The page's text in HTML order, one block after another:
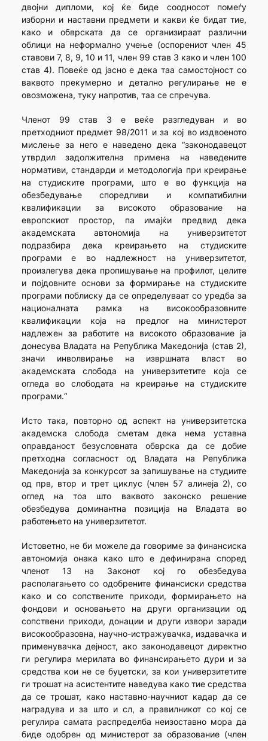
двојни дипломи, кој ќе биде соодносот помеѓу
изборни и наставни предмети и какви ќе бидат тие,
како и обврската да се организираат различни
облици на неформално учење (оспорениот член 45
ставови 7, 8, 9, 10 и 11, член 99 став 3 како и член 100
став 4). Повеќе од јасно е дека таа самостојност со
ваквото прекумерно и детално регулирање не е
овозможена, туку напротив, таа се спречува.
Членот 99 став 3 е веќе разгледуван и во
претходниот предмет 98/2011 и за кој во издвоеното
мислење за него е наведено дека “законодавецот
утврдил задолжителна примена на наведените
нормативи, стандарди и методологија при креирање
на студиските програми, што е во функција на
обезбедување споредливи и компатибилни
квалификации за високото образование на
европскиот простор, па имајќи предвид дека
академската автономија на универзитетот
подразбира дека креирањето на студиските
програми е во надлежност на универзитетот,
произлегува дека пропишување на профилот, целите
и појдовните основи за формирање на студиските
програми поблиску да се определуваат со уредба за
националната рамка на високообразовните
квалификации која на предлог на министерот
надлежен за работите на високото образование ја
донесува Владата на Република Македонија (став 2),
значи инволвирање на извршната власт во
академската слобода на универзитетите која се
огледа во слободата на креирање на студиските
програми.“
Исто така, повторно од аспект на универзитетска
академска слобода сметам дека нема уставна
оправданост безусловната обврска да се добие
претходна согласност од Владата на Република
Македонија за конкурсот за запишување на студиите
од прв, втор и трет циклус (член 57 алинеја 2), со
оглед на тоа што ваквото законско решение
обезбедува доминантна позиција на Владата во
работењето на универзитетот.
Истоветно, не би можеле да говориме за финансиска
автономија онака како што е дефинирана според
членот 13 на Законот кој го обезбедува
располагањето со одобрените финансиски средства
како и со сопствените приходи, формирањето на
фондови и основањето на други организации од
сопствени приходи, донации и други извори заради
високообразовна, научно-истражувачка, издавачка и
применувачка дејност, ако законодавецот директно
ги регулира мерилата во финансирањето дури и за
средства кои не се буџетски, за кои универзитетите
ги трошат на асистентите наведува како тие средства
да се трошат, како наставно-научниот кадар да се
наградува и за што и сл, а правилникот со кој се
регулира самата распределба неизоставно мора да
биде одобрен од министерот за образование (член